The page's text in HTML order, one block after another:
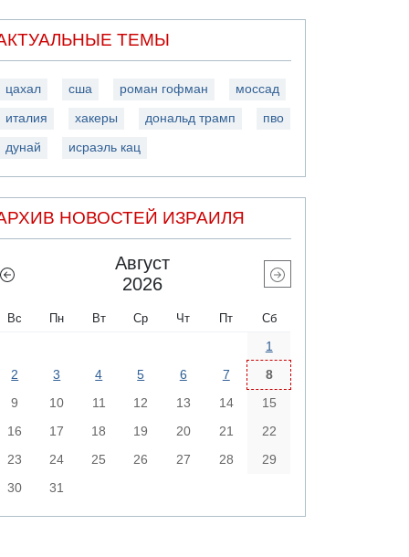
ТЕМЫ
цахал сша роман гофман моссад
италия хакеры дональд трамп пво
дунай исраэль кац
НОВОСТЕЙ ИЗРАИЛЯ
Август
2026
Вс Пн Вт Ср Чт Пт Сб
1
2
3 4 5 6 7
8
9
10 11 12 13 14
15
16
17 18 19 20 21
22
23
24 25 26 27 28
29
30
31